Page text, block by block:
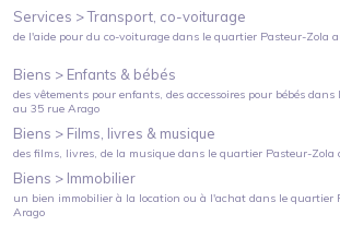
Services >Transport, co-voiturage
de l'aide pour du co-voiturage dans le quartier Pasteur-Zola
Biens > Enfants & bébés
des vêtements pour enfants, des accessoires pour bébés dans
au 35 rue Arago
Biens > Films, livres & musique
des films, livres, de la musique dans le quartier Pasteur-Zola
Biens > Immobilier
un bien immobilier à la location ou à l'achat dans le quartier
Arago